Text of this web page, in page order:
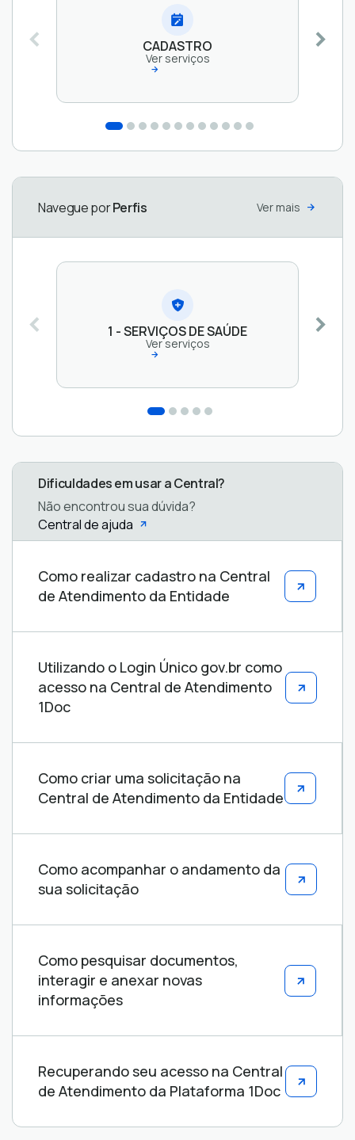
CADASTRO
Ver serviços
Navegue porPerfis Ver mais
1 - SERVIÇOS DE SAÚDE
Ver serviços
PREVIDENCIÁRIOS
DE
DE SERVIÇOS
E
Dificuldades em usar a Central?
Não encontrou sua dúvida?
Central de ajuda
Como realizar cadastro na Central
de Atendimento da Entidade
Utilizando o Login Único gov.br como
acesso na Central de Atendimento
1Doc
Como criar uma solicitação na
Central de Atendimento da Entidade
Como acompanhar o andamento da
sua solicitação
Como pesquisar documentos,
interagir e anexar novas
informações
Recuperando seu acesso na Central
de Atendimento da Plataforma 1Doc